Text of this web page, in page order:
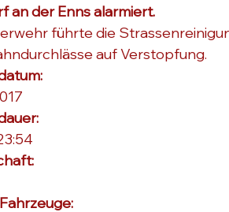
an der Enns alarmiert.
führte die
auf Verstopfung.